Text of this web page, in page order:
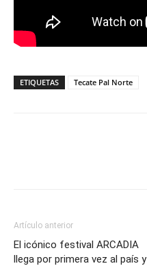
ETIQUETAS Tecate Pal Norte
Artículo anterior
El icónico festival ARCADIA
llega por primera vez al país y